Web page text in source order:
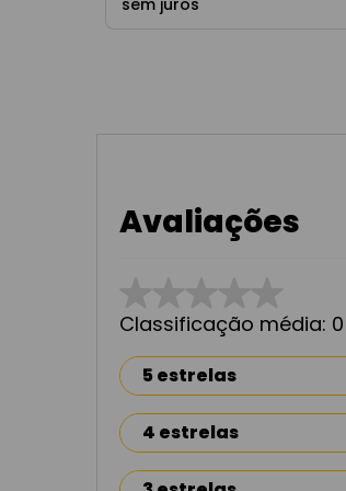
Avaliações
Classificação média: 0
5 estrelas
4 estrelas